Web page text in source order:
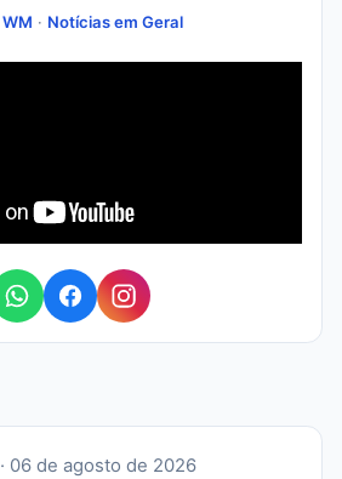
WM · Notícias em Geral
· 06 de agosto de 2026